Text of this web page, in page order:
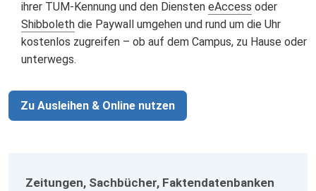
ihrer TUM-Kennung und den Diensten eAccess oder
Shibbolethdie Paywall umgehen und rund um die Uhr
kostenlos zugreifen – ob auf dem Campus, zu Hause oder
unterwegs.
Zu Ausleihen & Online nutzen
Zeitungen, Sachbücher, Faktendatenbanken